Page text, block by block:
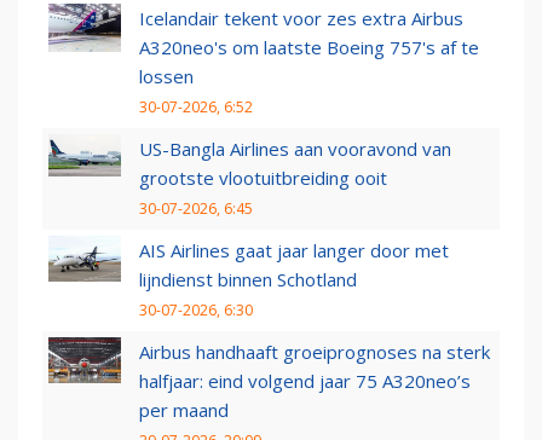
Icelandair tekent voor zes extra Airbus
A320neo's om laatste Boeing 757's af te
lossen
30-07-2026, 6:52
US-Bangla Airlines aan vooravond van
grootste vlootuitbreiding ooit
30-07-2026, 6:45
AIS Airlines gaat jaar langer door met
lijndienst binnen Schotland
30-07-2026, 6:30
Airbus handhaaft groeiprognoses na sterk
halfjaar: eind volgend jaar 75 A320neo’s
per maand